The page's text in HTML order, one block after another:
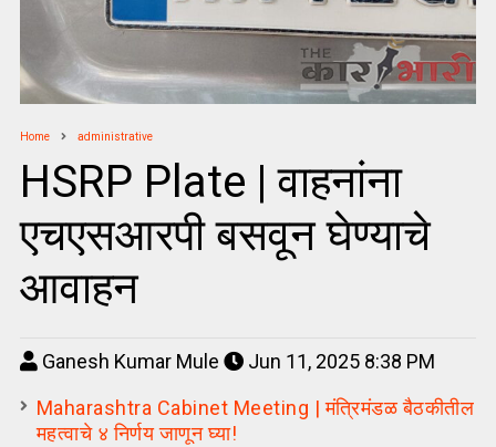
Home administrative
HSRP Plate | वाहनांना
एचएसआरपी बसवून घेण्याचे
आवाहन
Ganesh Kumar Mule
Jun 11, 2025 8:38 PM
Maharashtra Cabinet Meeting | मंत्रिमंडळ बैठकीतील
महत्वाचे ४ निर्णय जाणून घ्या!